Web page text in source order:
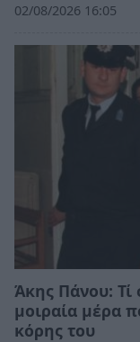
02/08/2026 16:05
Άκης Πάνου: Τί
μοιραία μέρα
κόρης του